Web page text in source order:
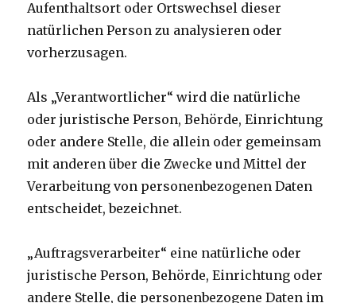
Aufenthaltsort oder Ortswechsel dieser
natürlichen Person zu analysieren oder
vorherzusagen.
Als „Verantwortlicher“ wird die natürliche
oder juristische Person, Behörde, Einrichtung
oder andere Stelle, die allein oder gemeinsam
mit anderen über die Zwecke und Mittel der
Verarbeitung von personenbezogenen Daten
entscheidet, bezeichnet.
„Auftragsverarbeiter“ eine natürliche oder
juristische Person, Behörde, Einrichtung oder
andere Stelle, die personenbezogene Daten im